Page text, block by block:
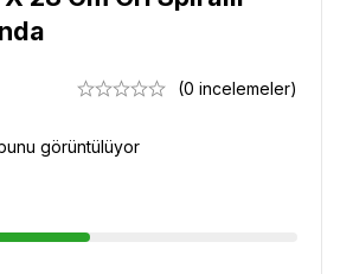
(0 incelemeler)
görüntülüyor